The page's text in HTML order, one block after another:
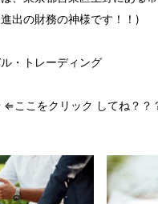
出の財務の神様です！！)
・トレーディング
⇐ここをクリック してね？？